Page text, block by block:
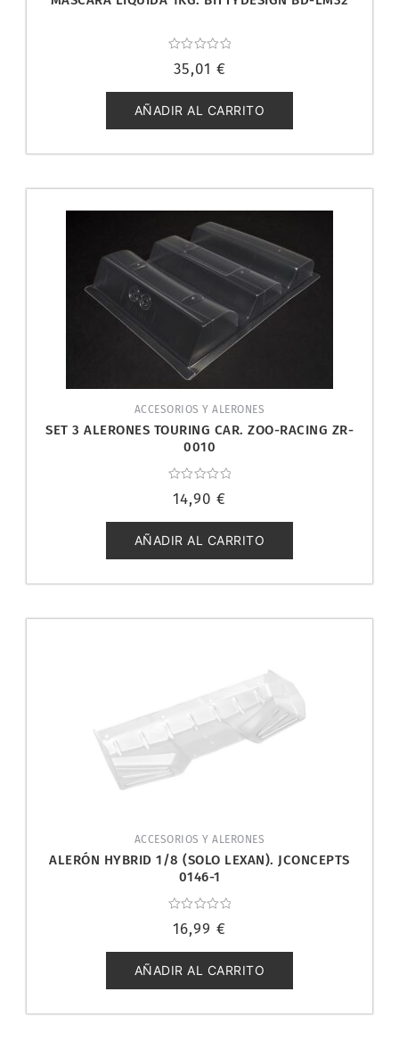
con
de
5
35,01 €
AÑADIR AL CARRITO
ACCESORIOS Y ALERONES
SET 3 ALERONES TOURING CAR. ZOO-RACING ZR-
0010
con
de
5
14,90 €
AÑADIR AL CARRITO
ACCESORIOS Y ALERONES
ALERÓN HYBRID 1/8 (SOLO LEXAN). JCONCEPTS
0146-1
con
de
5
16,99 €
AÑADIR AL CARRITO